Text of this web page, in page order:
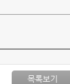
목록보기